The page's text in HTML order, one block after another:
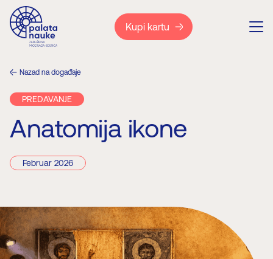
Kupi kartu
Nazad na događaje
PREDAVANJE
Anatomija ikone
Februar 2026